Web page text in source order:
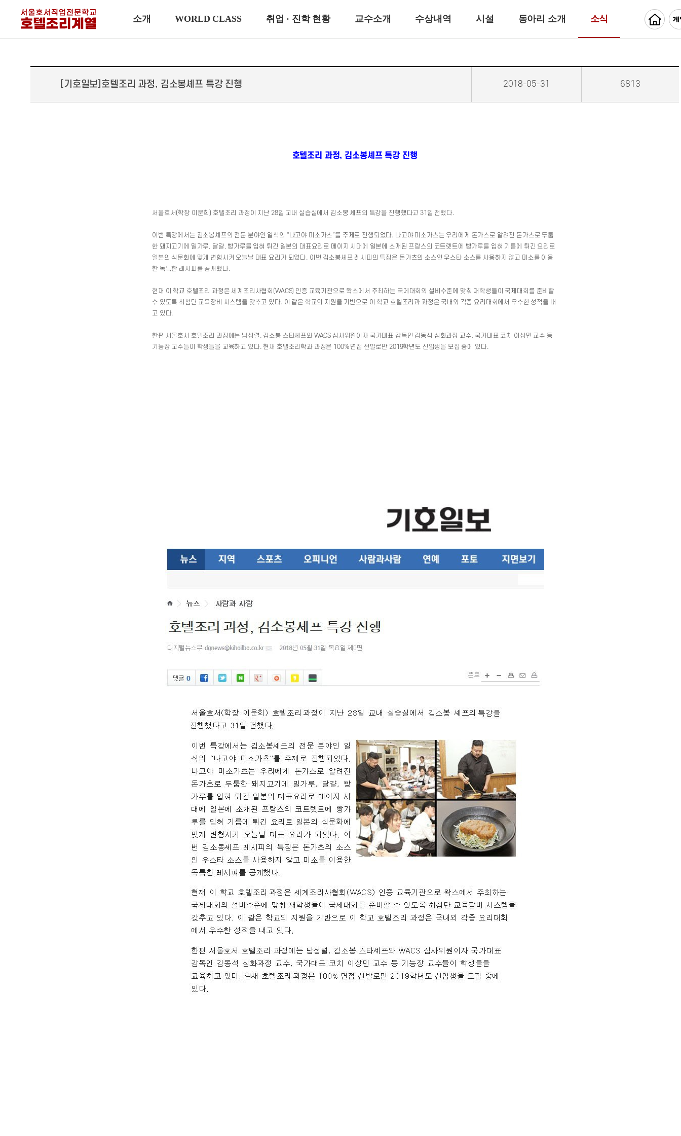
소개 WORLD CLASS 취업 · 진학 현황 교수소개 수상내역 시설 동아리 소개 소식
​[기호일보]호텔조리 과정, 김소봉셰프 특강 진행 2018-05-31 6813
호텔조리 과정, 김소봉셰프 특강 진행
서울호서(학장 이운희) 호텔조리 과정이 지난 28일 교내 실습실에서 김소봉 셰프의 특강을 진행했다고 31일 전했다.
이번 특강에서는 김소봉셰프의 전문 분야인 일식의 “나고야 미소가츠”를 주제로 진행되었다. 나고야 미소가츠는 우리에게 돈가스로 알려진 돈가츠로 두툼
한 돼지고기에 밀가루, 달걀, 빵가루를 입혀 튀긴 일본의 대표요리로 메이지 시대에 일본에 소개된 프랑스의 코트렛트에 빵가루를 입혀 기름에 튀긴 요리로
일본의 식문화에 맞게 변형시켜 오늘날 대표 요리가 되었다. 이번 김소봉셰프 레시피의 특징은 돈가츠의 소스인 우스타 소스를 사용하지 않고 미소를 이용
한 독특한 레시피를 공개했다.
현재 이 학교 호텔조리 과정은 세계조리사협회(WACS) 인증 교육기관으로 왁스에서 주최하는 국제대회의 설비수준에 맞춰 재학생들이 국제대회를 준비할
수 있도록 최첨단 교육장비 시스템을 갖추고 있다. 이 같은 학교의 지원을 기반으로 이 학교 호텔조리과 과정은 국내외 각종 요리대회에서 우수한 성적을 내
고 있다.
한편 서울호서 호텔조리 과정에는 남성렬, 김소봉 스타셰프와 WACS 심사위원이자 국가대표 감독인 김동석 심화과정 교수, 국가대표 코치 이상민 교수 등
기능장 교수들이 학생들을 교육하고 있다. 현재 호텔조리학과 과정은 100% 면접 선발로만 2019학년도 신입생을 모집 중에 있다.